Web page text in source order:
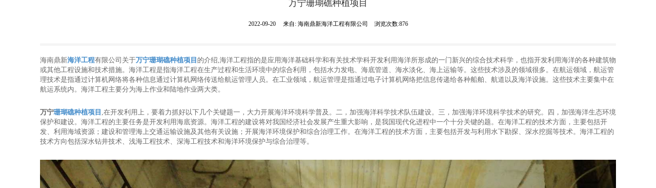
万宁珊瑚礁种植项目
2022-09-20 来自: 海南鼎新海洋工程有限公司 浏览次数:876
海南鼎新海洋工程有限公司关于万宁珊瑚礁种植项目 的介绍,海洋工程指的是应用海洋基础科学和有关技术学科开发利用海洋所形成的一门新兴的综合技术科学，也指开发利用海洋的各种建筑物
或其他工程设施和技术措施。海洋工程是指海洋工程在生产过程和生活环境中的综合利用，包括水力发电、海底管道、海水淡化、海上运输等。这些技术涉及的领域很多。在航运领域，航运管
理技术是指通过计算机网络将各种信息通过计算机网络传送给航运管理人员。在工业领域，航运管理是指通过电子计算机网络把信息传递给各种船舶、航道以及海洋设施。这些技术主要集中在
航运系统内。海洋工程主要分为海上作业和陆地作业两大类。
万宁珊瑚礁种植项目 ,在开发利用上，要着力抓好以下几个关键题一，大力开展海洋环境科学普及。二，加强海洋科学技术队伍建设。三，加强海洋环境科学技术的研究。四，加强海洋生态环境
保护和建设。海洋工程的主要任务是开发利用海底资源。海洋工程的建设将对我国经济社会发展产生重大影响，是我国现代化进程中一个十分关键的题。在海洋工程的技术方面，主要包括开
发、利用海域资源；建设和管理海上交通运输设施及其他有关设施；开展海洋环境保护和综合治理工作。在海洋工程的技术方面，主要包括开发与利用水下勘探、深水挖掘等技术。海洋工程的
技术方向包括深水钻井技术、浅海工程技术、深海工程技术和海洋环境保护与综合治理等。